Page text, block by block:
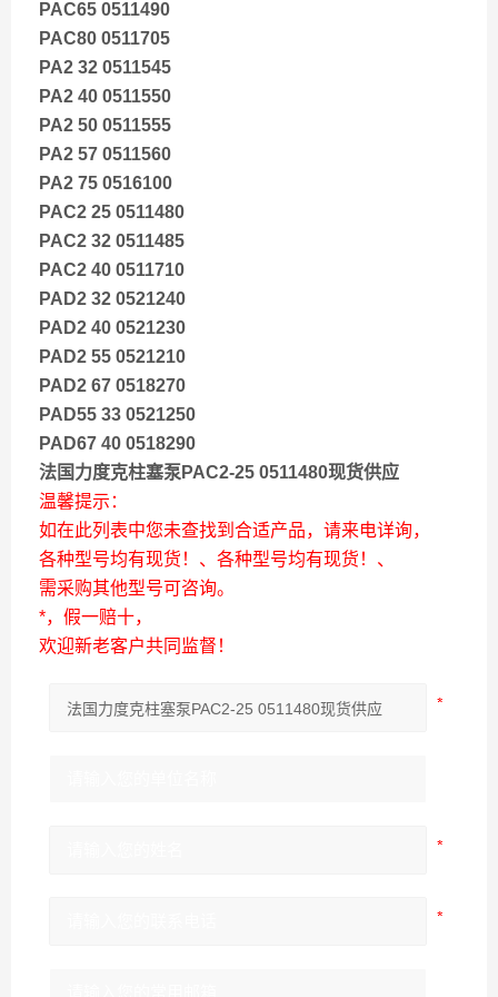
PAC65 0511490
PAC80 0511705
PA2 32 0511545
PA2 40 0511550
PA2 50 0511555
PA2 57 0511560
PA2 75 0516100
PAC2 25 0511480
PAC2 32 0511485
PAC2 40 0511710
PAD2 32 0521240
PAD2 40 0521230
PAD2 55 0521210
PAD2 67 0518270
PAD55 33 0521250
PAD67 40 0518290
法国力度克柱塞泵PAC2-25 0511480现货供应
温馨提示：
如在此列表中您未查找到合适产品，请来电详询，
各种型号均有现货！、各种型号均有现货！、
需采购其他型号可咨询。
*，假一赔十，
欢迎新老客户共同监督！